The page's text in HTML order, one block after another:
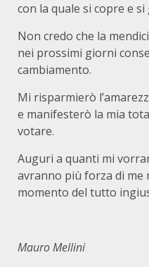
con la quale si copre e
Non credo che la
nei prossimi giorni
cambiamento.
Mi risparmierò
e manifesterò la mia
votare.
Auguri a quanti mi
avranno più forza di me
momento del tutto
Mauro Mellini